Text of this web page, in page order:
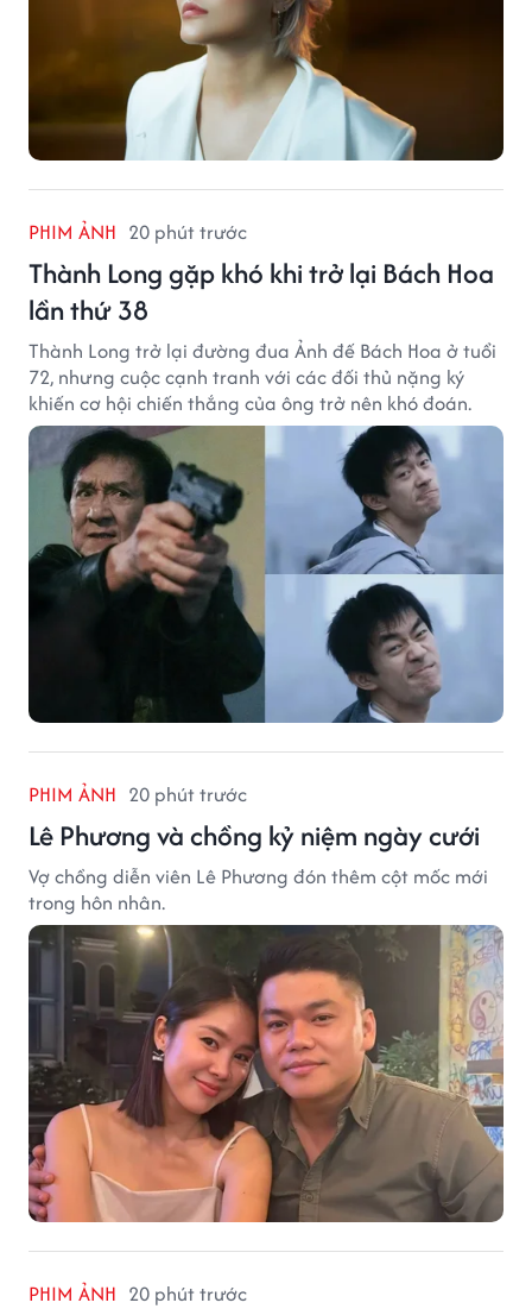
PHIM ẢNH 20 phút trước
Thành Long gặp khó khi trở lại Bách Hoa
lần thứ 38
Thành Long trở lại đường đua Ảnh đế Bách Hoa ở tuổi
72, nhưng cuộc cạnh tranh với các đối thủ nặng ký
khiến cơ hội chiến thắng của ông trở nên khó đoán.
PHIM ẢNH 20 phút trước
Lê Phương và chồng kỷ niệm ngày cưới
Vợ chồng diễn viên Lê Phương đón thêm cột mốc mới
trong hôn nhân.
PHIM ẢNH 20 phút trước